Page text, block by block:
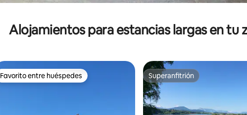
Alojamientos para estancias largas en tu
Favorito entre huéspedes
Favorito entre huéspedes Superanfitrión
Superanfitrión